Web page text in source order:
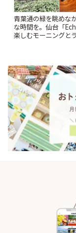
青葉通の緑を眺めな
な時間を。仙台「
楽しむモーニングと